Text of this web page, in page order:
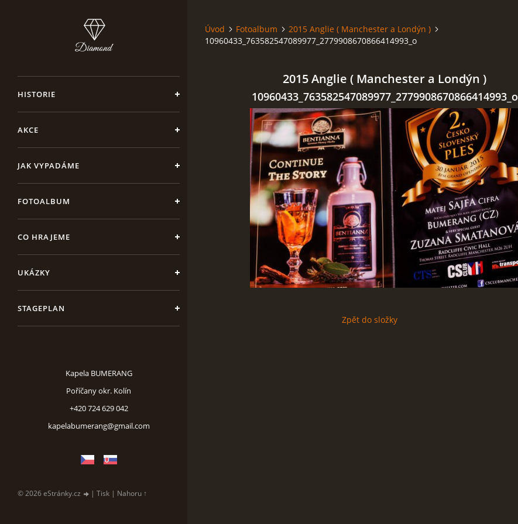
HISTORIE
AKCE
JAK VYPADÁME
FOTOALBUM
CO HRAJEME
UKÁZKY
STAGEPLAN
Kapela BUMERANG
Poříčany okr. Kolín
+420 724 629 042
kapelabumerang@gmail.com
© 2026 eStránky.cz | Tisk | Nahoru ↑
Úvod Fotoalbum
2015 Anglie ( Manchester a Londýn )
10960433_763582547089977_2779908670866414993_o
2015 Anglie ( Manchester a Londýn )
10960433_763582547089977_2779908670866414993_o
Zpět do složky